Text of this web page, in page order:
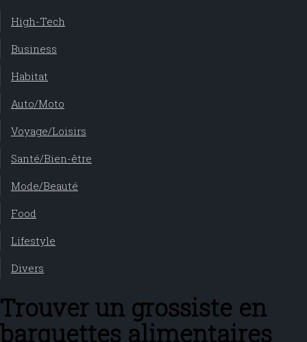
High-Tech
Business
Habitat
Auto/Moto
Voyage/Loisirs
Santé/Bien-être
Mode/Beauté
Food
Lifestyle
Divers
Trouver un grossiste en
barquettes alimentaires